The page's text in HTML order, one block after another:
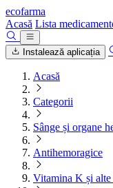
ecofarma
Acasă Lista
Instalează aplicația
Acasă
Categorii
Sânge și organe
Antihemoragice
Vitamina K și alte